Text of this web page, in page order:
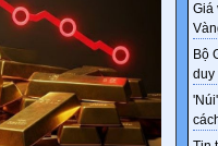
Giá
Bộ
duy